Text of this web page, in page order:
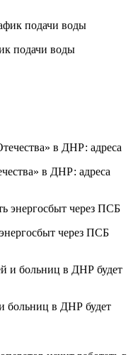
подачи воды
в ДНР: адреса
через ПСБ
больниц в ДНР будет